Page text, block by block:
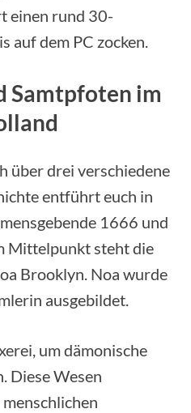
einen rund 30-
auf dem PC zocken.
Samtpfoten im
über drei verschiedene
entführt euch in
1666 und
Mittelpunkt steht die
Brooklyn. Noa wurde
ausgebildet.
um dämonische
Diese Wesen